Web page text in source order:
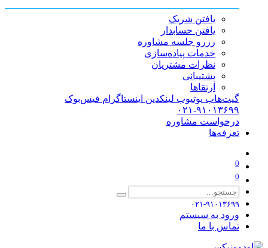
یافتن شریک
یافتن حسابدار
رزرو جلسه مشاوره
خدمات پیاده‌سازی
نظرات مشتریان
پشتیبانی
ارتقاها
گیت‌هاب یوتیوب لینکدین اینستاگرام فیس‌بوک
۰۲۱-۹۱۰۱۳۶۹۹
درخواست مشاوره
تعرفه‌ها
0
0
۰۲۱-۹۱۰۱۳۶۹۹
ورود به سیستم
تماس با ما